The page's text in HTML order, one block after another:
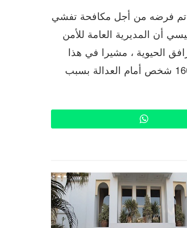
تم فرضه من أجل مكافحة تفشي
محمد الدخيسي أن المديرية العامة للأمن
الحيوية ، مشيرا في هذا
السياق إلى أنه تم تسجيل 880 ألف مخالفة كما تم تقديم 160 شخص أمام العدالة بسبب